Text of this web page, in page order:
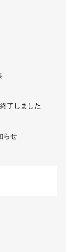
了しました
らせ